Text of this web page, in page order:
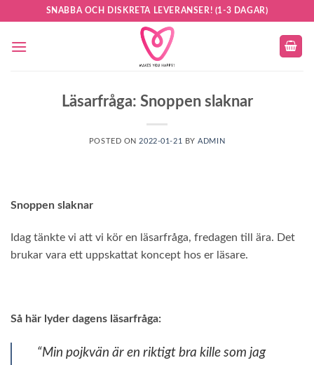
to
content
SNABBA OCH DISKRETA LEVERANSER! (1-3 DAGAR)
Läsarfråga: Snoppen slaknar
POSTED ON 2022-01-21 BYADMIN
Snoppen slaknar
Idag tänkte vi att vi kör en läsarfråga, fredagen till ära. Det
brukar vara ett uppskattat koncept hos er läsare.
Så här lyder dagens läsarfråga:
“Min pojkvän är en riktigt bra kille som jag